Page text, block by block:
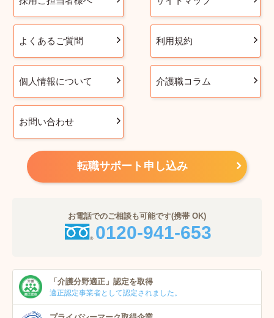
よくあるご質問 利用規約
個人情報について 介護職コラム
お問い合わせ
転職サポート申し込み
お電話でのご相談も可能です(携帯 OK)
0120-941-653
「介護分野適正」 認定を取得
適正認定事業者として認定されました。